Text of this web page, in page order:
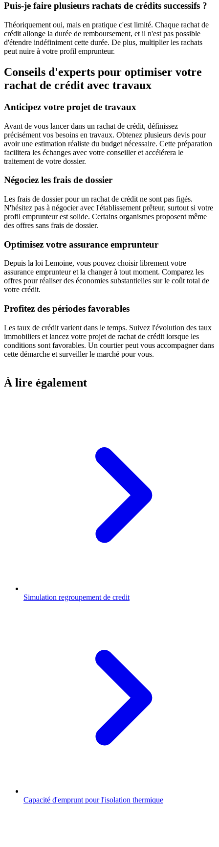
Puis-je faire plusieurs rachats de crédits successifs ?
Théoriquement oui, mais en pratique c'est limité. Chaque rachat de
crédit allonge la durée de remboursement, et il n'est pas possible
d'étendre indéfiniment cette durée. De plus, multiplier les rachats
peut nuire à votre profil emprunteur.
Conseils d'experts pour optimiser votre
rachat de crédit avec travaux
Anticipez votre projet de travaux
Avant de vous lancer dans un rachat de crédit, définissez
précisément vos besoins en travaux. Obtenez plusieurs devis pour
avoir une estimation réaliste du budget nécessaire. Cette préparation
facilitera les échanges avec votre conseiller et accélérera le
traitement de votre dossier.
Négociez les frais de dossier
Les frais de dossier pour un rachat de crédit ne sont pas figés.
N'hésitez pas à négocier avec l'établissement prêteur, surtout si votre
profil emprunteur est solide. Certains organismes proposent même
des offres sans frais de dossier.
Optimisez votre assurance emprunteur
Depuis la loi Lemoine, vous pouvez choisir librement votre
assurance emprunteur et la changer à tout moment. Comparez les
offres pour réaliser des économies substantielles sur le coût total de
votre crédit.
Profitez des périodes favorables
Les taux de crédit varient dans le temps. Suivez l'évolution des taux
immobiliers et lancez votre projet de rachat de crédit lorsque les
conditions sont favorables. Un courtier peut vous accompagner dans
cette démarche et surveiller le marché pour vous.
À lire également
Simulation regroupement de credit
Capacité d'emprunt pour l'isolation thermique